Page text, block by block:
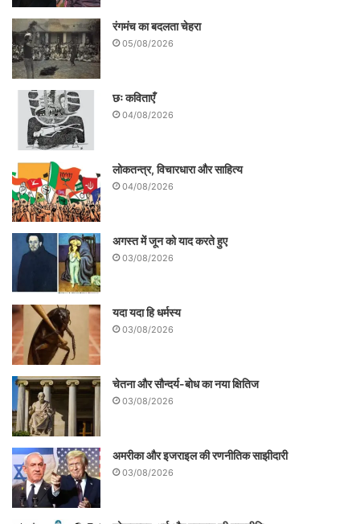
रंगमंच का बदलता चेहरा
05/08/2026
छः कविताएँ
04/08/2026
लोकतन्त्र, विचारधारा और साहित्य
04/08/2026
अगस्त में जून को याद करते हुए
03/08/2026
यदा यदा हि धर्मस्य
03/08/2026
चेतना और सौन्दर्य-बोध का नया क्षितिज
03/08/2026
अमरीका और इजराइल की रणनीतिक साझीदारी
03/08/2026